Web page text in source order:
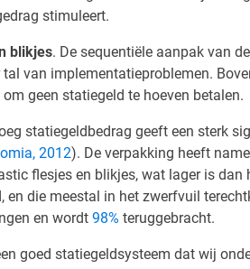
stimuleert.
blikjes. De sequentiële aanpak van
van implementatieproblemen.
geen statiegeld te hoeven betalen.
statiegeldbedrag geeft een sterk
2012). De verpakking heeft
flesjes en blikjes, wat lager is
en die meestal in het zwerfvuil
en wordt 98% teruggebracht.
goed statiegeldsysteem dat wij